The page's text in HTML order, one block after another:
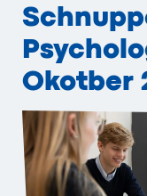
Okotber